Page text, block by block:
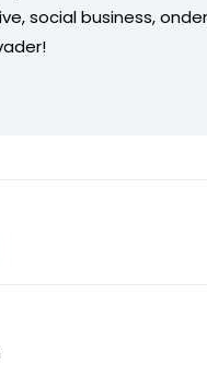
social business,